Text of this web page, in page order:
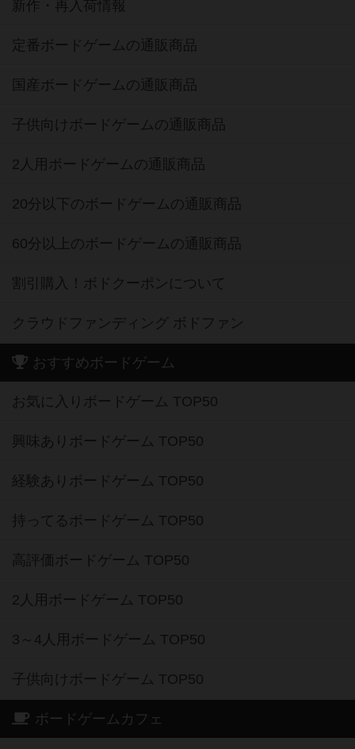
新作・再入荷情報
定番ボードゲームの通販商品
国産ボードゲームの通販商品
子供向けボードゲームの通販商品
2人用ボードゲームの通販商品
20分以下のボードゲームの通販商品
60分以上のボードゲームの通販商品
割引購入！ボドクーポンについて
クラウドファンディング ボドファン
おすすめボードゲーム
お気に入りボードゲーム TOP50
興味ありボードゲーム TOP50
経験ありボードゲーム TOP50
持ってるボードゲーム TOP50
高評価ボードゲーム TOP50
2人用ボードゲーム TOP50
3～4人用ボードゲーム TOP50
子供向けボードゲーム TOP50
ボードゲームカフェ